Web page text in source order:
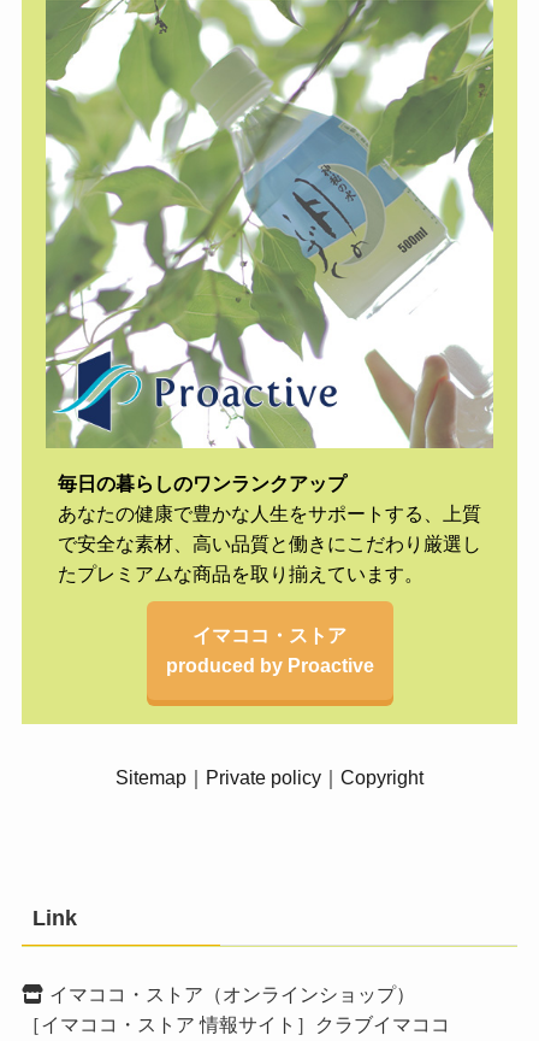
毎日の暮らしのワンランクアップ
あなたの健康で豊かな人生をサポートする、上質
で安全な素材、高い品質と働きにこだわり厳選し
たプレミアムな商品を取り揃えています。
イマココ・ストア
produced by Proactive
Sitemap ｜ Private policy ｜ Copyright
Link
イマココ・ストア（オンラインショップ）
［イマココ・ストア 情報サイト］クラブイマココ